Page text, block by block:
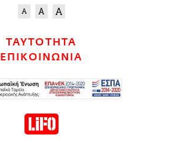
ΤΑΥΤΟΤΗΤΑ
ΕΠΙΚΟΙΝΩΝΙΑ